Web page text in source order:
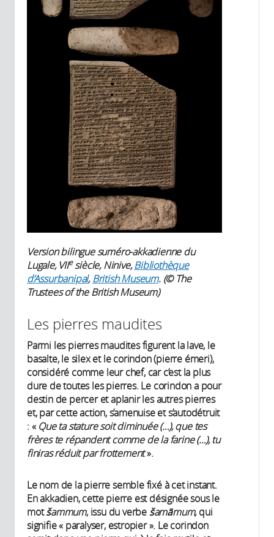
Version bilingue suméro-akkadienne du
Lugale, VIIesiècle, Ninive,Bibliothèque
d’Assurbanipal,British Museum. (© The
Trustees of the British Museum)
Les pierres maudites
Parmi les pierres maudites figurent la lave, le
basalte, le silex et le corindon (pierre émeri),
considéré comme leur chef, car c’est la plus
dure de toutes les pierres. Le corindon a pour
destin de percer et aplanir les autres pierres
et, par cette action, s’amenuise et s’autodétruit
: « Que ta stature soit diminuée (…), que tes
frères te répandent comme de la farine (…), tu
finiras réduit par frottement».
Le nom de la pierre semble fixé à cet instant.
En akkadien, cette pierre est désignée sous le
motšammum, issu du verbe šamāmum,qui
signifie « paralyser, estropier ». Le corindon